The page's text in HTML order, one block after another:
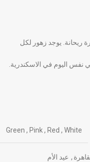
ريحانة. يوجد زهور لكل
نفس اليوم في الاسكندرية.
Green , Pink, Red , White
, عيد الأم